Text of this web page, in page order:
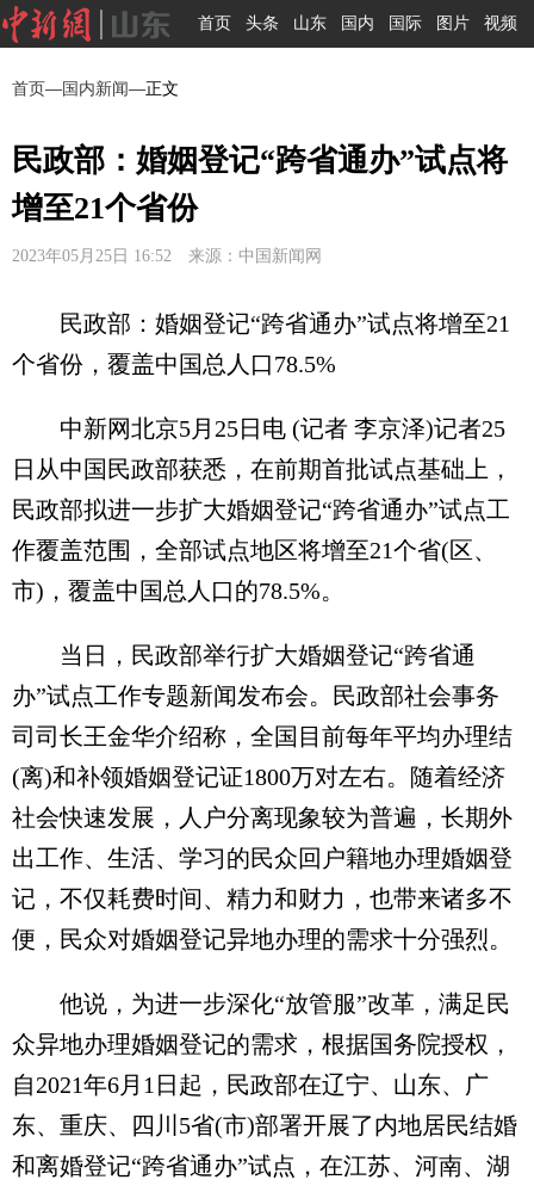
首页 头条 山东 国内 国际 图片 视频
首页— 国内新闻—正文
民政部：婚姻登记“跨省通办”试点将
增至21个省份
2023年05月25日 16:52 来源：中国新闻网
民政部：婚姻登记“跨省通办”试点将增至21
个省份，覆盖中国总人口78.5%
中新网北京5月25日电 (记者 李京泽)记者25
日从中国民政部获悉，在前期首批试点基础上，
民政部拟进一步扩大婚姻登记“跨省通办”试点工
作覆盖范围，全部试点地区将增至21个省(区、
市)，覆盖中国总人口的78.5%。
当日，民政部举行扩大婚姻登记“跨省通
办”试点工作专题新闻发布会。民政部社会事务
司司长王金华介绍称，全国目前每年平均办理结
(离)和补领婚姻登记证1800万对左右。随着经济
社会快速发展，人户分离现象较为普遍，长期外
出工作、生活、学习的民众回户籍地办理婚姻登
记，不仅耗费时间、精力和财力，也带来诸多不
便，民众对婚姻登记异地办理的需求十分强烈。
他说，为进一步深化“放管服”改革，满足民
众异地办理婚姻登记的需求，根据国务院授权，
自2021年6月1日起，民政部在辽宁、山东、广
东、重庆、四川5省(市)部署开展了内地居民结婚
和离婚登记“跨省通办”试点，在江苏、河南、湖